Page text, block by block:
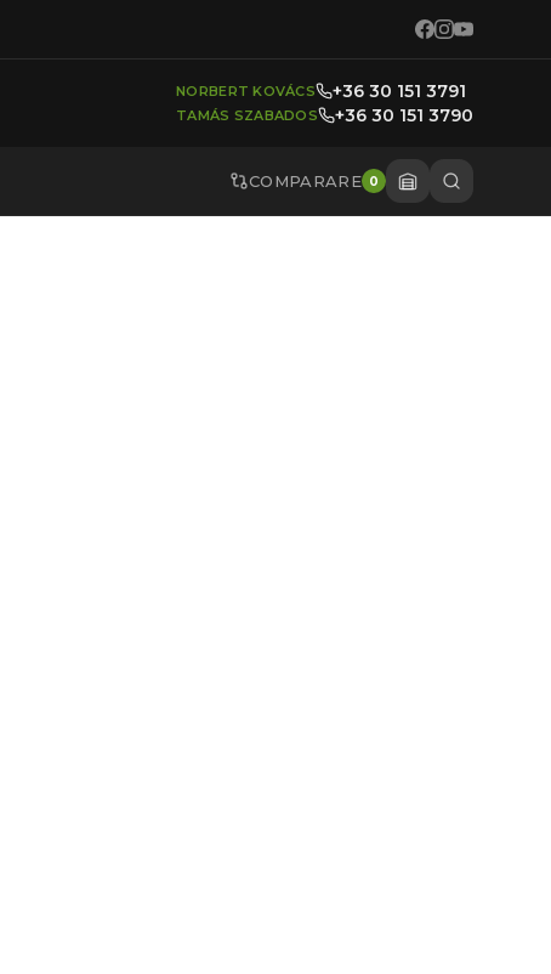
NORBERT KOVÁCS +36 30 151 3791
TAMÁS SZABADOS +36 30 151 3790
COMPARARE 0